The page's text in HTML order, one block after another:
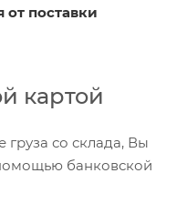
от поставки
картой
груза со склада, Вы
банковской